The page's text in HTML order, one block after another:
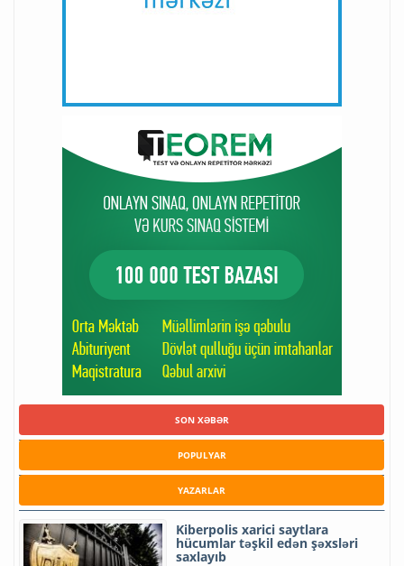
SON XƏBƏR
POPULYAR
YAZARLAR
Kiberpolis xarici saytlara
hücumlar təşkil edən şəxsləri
saxlayıb